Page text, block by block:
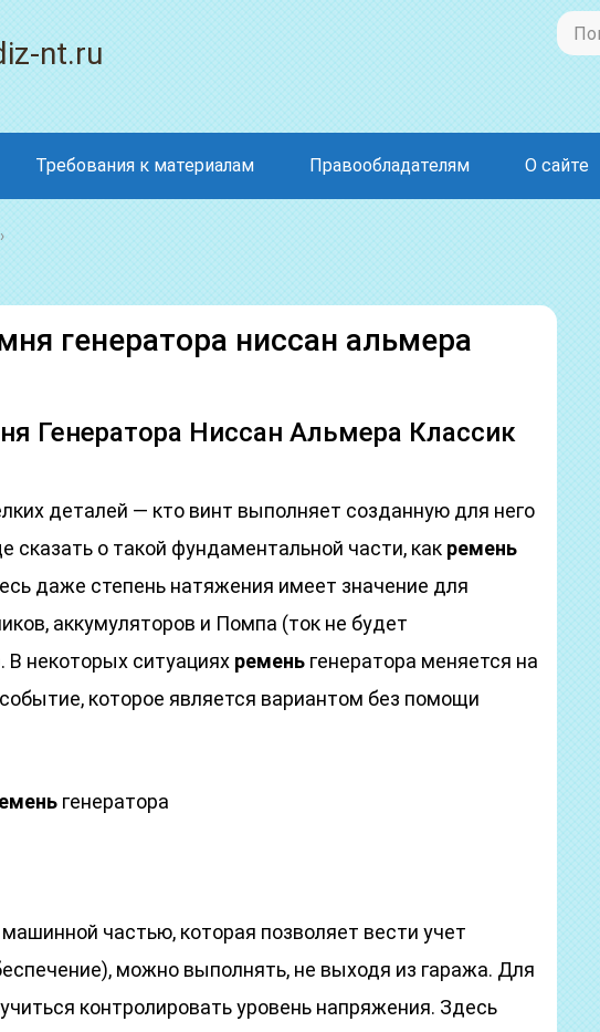
nt.ru
Требования к материалам Правообладателям О сайте
генератора ниссан альмера
Генератора Ниссан Альмера Классик
деталей — кто винт выполняет созданную для него
сказать о такой фундаментальной части, как ремень
даже степень натяжения имеет значение для
аккумуляторов и Помпа (ток не будет
В некоторых ситуациях ремень генератора меняется на
событие, которое является вариантом без помощи
генератора
частью, которая позволяет вести учет
можно выполнять, не выходя из гаража. Для
контролировать уровень напряжения. Здесь